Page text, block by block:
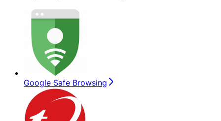
Google Safe Browsing